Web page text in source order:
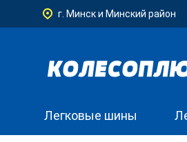
г. Минск и Минский район
Легковые шины